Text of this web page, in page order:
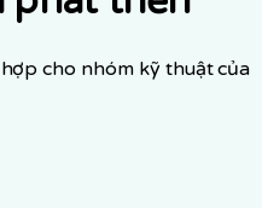
cho nhóm kỹ thuật của